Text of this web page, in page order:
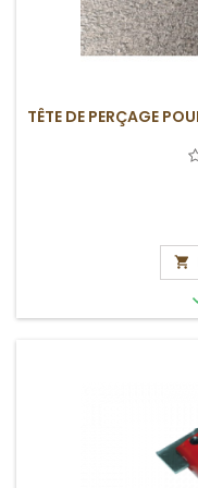
TÊTE DE PERÇAGE
